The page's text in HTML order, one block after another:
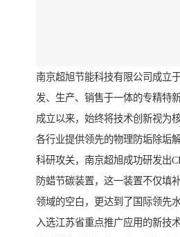
南京超旭节能科技有限公司成立
发、生产、销售于一体的专精特
成立以来，始终将技术创新视为
各行业提供领先的物理防垢除垢
科研攻关，南京超旭成功研发出
防蜡节碳装置，这一装置不仅填
领域的空白，更达到了国际领先
入选江苏省重点推广应用的新技